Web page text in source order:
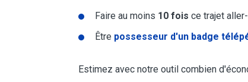
Faire au moins 10 fois ce trajet
Être possesseur d'un badge
Estimez avec notre outil combien